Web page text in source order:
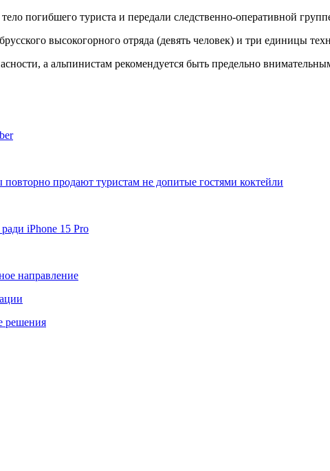
погибшего туриста и передали следственно-оперативной
высокогорного отряда (девять человек) и три единицы
а альпинистам рекомендуется быть предельно
продают туристам не допитые гостями коктейли
iPhone 15 Pro
направление
решения